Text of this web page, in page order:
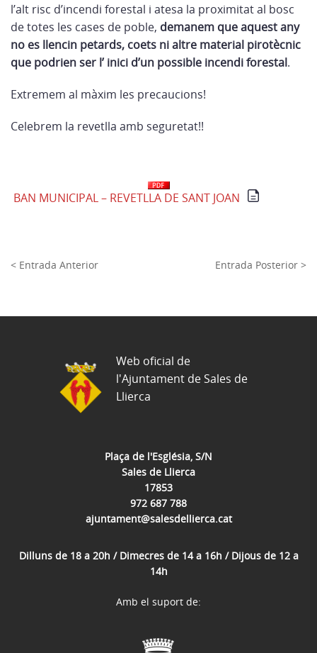
l’alt risc d’incendi forestal i atesa la proximitat al bosc
de totes les cases de poble, demanem que aquest any
no es llencin petards, coets ni altre material pirotècnic
que podrien ser l’ inici d’un possible incendi forestal.
Extremem al màxim les precaucions!
Celebrem la revetlla amb seguretat!!
BAN MUNICIPAL – REVETLLA DE SANT JOAN
< Entrada Anterior Entrada Posterior >
Plaça de l'Església, S/N
Sales de Llierca
17853
972 687 788
ajuntament@salesdellierca.cat
Dilluns de 18 a 20h / Dimecres de 14 a 16h / Dijous de 12 a
14h
Web oficial de
l'Ajuntament de Sales de
Llierca
Amb el suport de: